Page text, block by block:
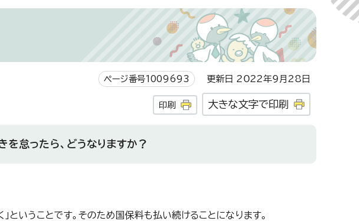
ページ番号1009693 更新日 2022年9月28日
印刷 大きな文字で印刷
怠ったら、どうなりますか？
ということです。そのため国保料も払い続けることになります。